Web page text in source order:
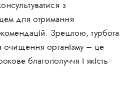
з
для отримання
Зрештою, турбота
очищення організму – це
благополуччя і якість